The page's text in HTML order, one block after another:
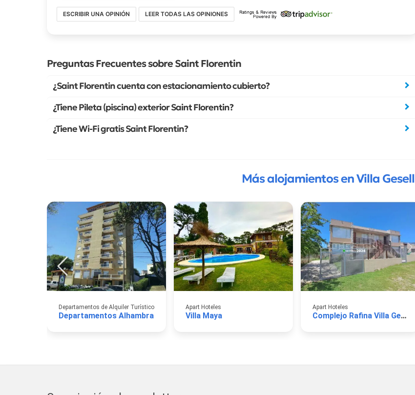
ESCRIBIR UNA OPINIÓN LEER TODAS LAS OPINIONES
Preguntas Frecuentes sobre Saint Florentin
¿Saint Florentin cuenta con estacionamiento cubierto?
¿Tiene Pileta (piscina) exterior Saint Florentin?
¿Tiene Wi-Fi gratis Saint Florentin?
Más alojamientos en Villa Gesell
Departamentos de Alquiler Turístico
Departamentos Alhambra
Apart Hoteles
Villa Maya
Apart Hoteles
Complejo Rafina Villa Gesell